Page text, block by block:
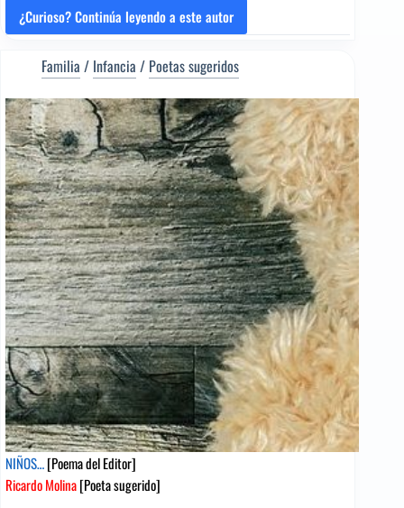
¿Curioso? Continúa leyendo a este autor
DE
A
VALENCIA
[Poema
del
Editor]
Esdras
Parra
[Poeta
sugerido]
Familia / Infancia / Poetas sugeridos
NIÑOS…[Poema del Editor]
Ricardo Molina[Poeta sugerido]